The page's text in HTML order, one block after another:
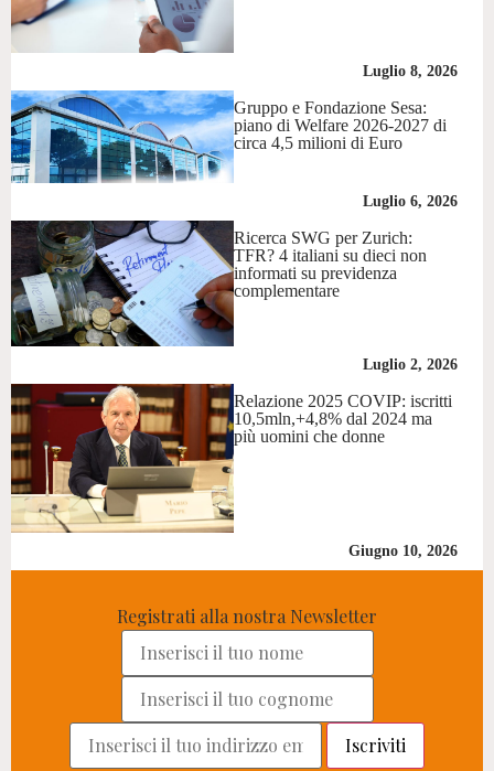
Luglio 8, 2026
Gruppo e Fondazione Sesa:
piano di Welfare 2026-2027 di
circa 4,5 milioni di Euro
Luglio 6, 2026
Ricerca SWG per Zurich:
TFR? 4 italiani su dieci non
informati su previdenza
complementare
Luglio 2, 2026
Relazione 2025 COVIP: iscritti
10,5mln,+4,8% dal 2024 ma
più uomini che donne
Giugno 10, 2026
Registrati alla nostra Newsletter